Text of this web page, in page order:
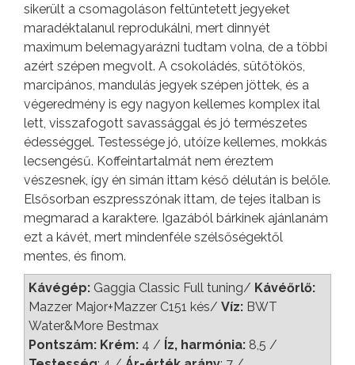
sikerült a csomagoláson feltüntetett jegyeket
maradéktalanul reprodukálni, mert dinnyét
maximum belemagyarázni tudtam volna, de a többi
azért szépen megvolt. A csokoládés, sütőtökös,
marcipános, mandulás jegyek szépen jöttek, és a
végeredmény is egy nagyon kellemes komplex ital
lett, visszafogott savassággal és jó természetes
édességgel. Testessége jó, utóíze kellemes, mokkás
lecsengésű. Koffeintartalmát nem éreztem
vészesnek, így én simán ittam késő délután is belőle.
Elsősorban eszpresszónak ittam, de tejes italban is
megmarad a karaktere. Igazából bárkinek ajánlanám
ezt a kávét, mert mindenféle szélsőségektől
mentes, és finom.
Kávégép: Gaggia Classic Full tuning/ Kávéőrlő:
Mazzer Major+Mazzer C151 kés/ Víz: BWT
Water&More Bestmax
Pontszám: Krém: 4 / Íz, harmónia: 8,5 /